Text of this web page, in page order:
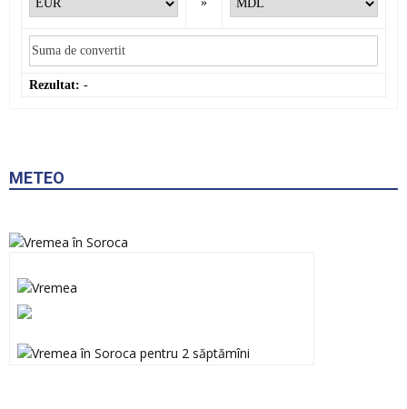
Rezultat: -
METEO